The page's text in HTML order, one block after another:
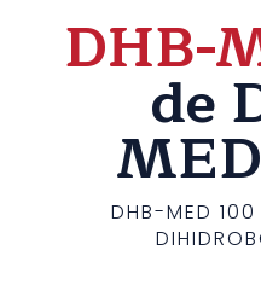
DHB-
de
DHB-MED